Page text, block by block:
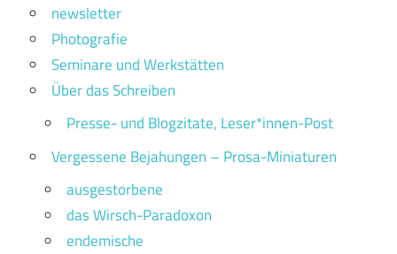
newsletter
Photografie
Seminare und Werkstätten
Über das Schreiben
Presse- und Blogzitate, Leser*innen-Post
Vergessene Bejahungen – Prosa-Miniaturen
ausgestorbene
das Wirsch-Paradoxon
endemische